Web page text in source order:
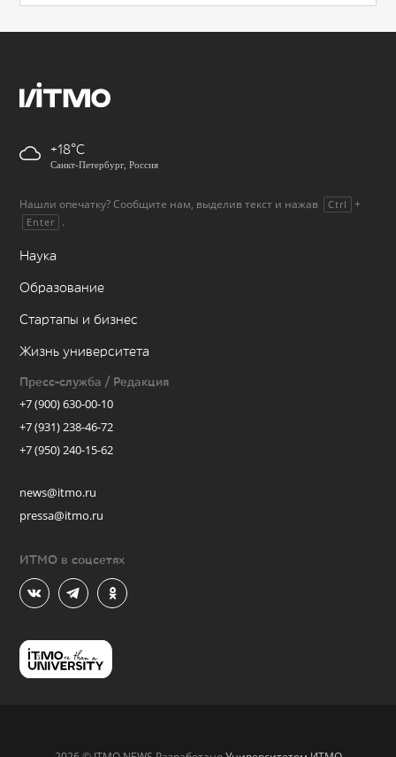
+18
Санкт-Петербург, Россия
Нашли опечатку? Сообщите нам, выделив текст и нажав Ctrl +
Enter .
Наука
Образование
Стартапы и бизнес
Жизнь университета
Пресс-служба / Редакция
+7 (900) 630-00-10
+7 (931) 238-46-72
+7 (950) 240-15-62
news@itmo.ru
pressa@itmo.ru
ИТМО в соцсетях